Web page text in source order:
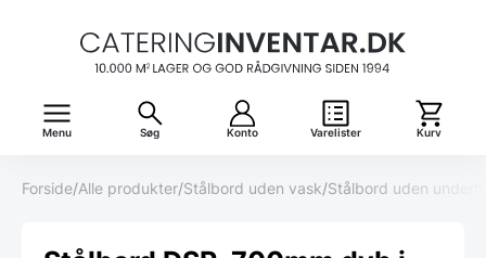
Menu Søg Konto Varelister Kurv
Forside/Alle produkter/Stålbord uden vask/Stålbord uden